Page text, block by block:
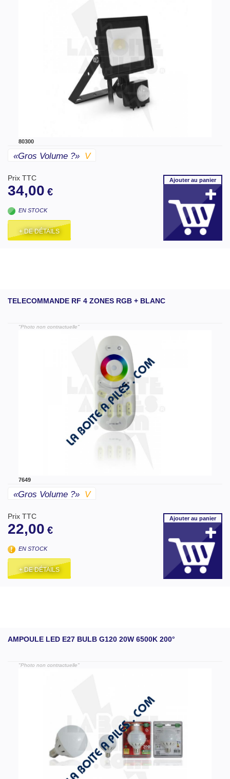
80300
«gros Volume ?» V
Prix TTC
34,00 €
EN STOCK
+ DE DÉTAILS
Ajouterau panier
TELECOMMANDE RF 4 ZONES RGB + BLANC
"Photo non contractuelle"
7649
«gros Volume ?» V
Prix TTC
22,00 €
EN STOCK
+ DE DÉTAILS
Ajouterau panier
AMPOULE LED E27 BULB G120 20W 6500K 200°
"Photo non contractuelle"